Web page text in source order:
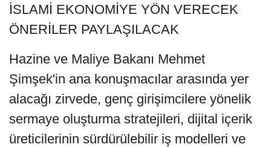
İSLAMİ EKONOMİYE YÖN VERECEK
ÖNERİLER PAYLAŞILACAK
Hazine ve Maliye Bakanı Mehmet
Şimşek'in ana konuşmacılar arasında yer
alacağı zirvede, genç girişimcilere yönelik
sermaye oluşturma stratejileri, dijital içerik
üreticilerinin sürdürülebilir iş modelleri ve